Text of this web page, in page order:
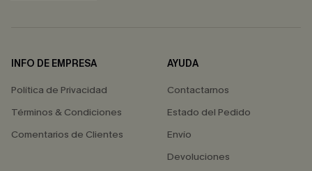
INFO DE EMPRESA
Política de Privacidad
Términos & Condiciones
Comentarios de Clientes
AYUDA
Contactarnos
Estado del Pedido
Envío
Devoluciones